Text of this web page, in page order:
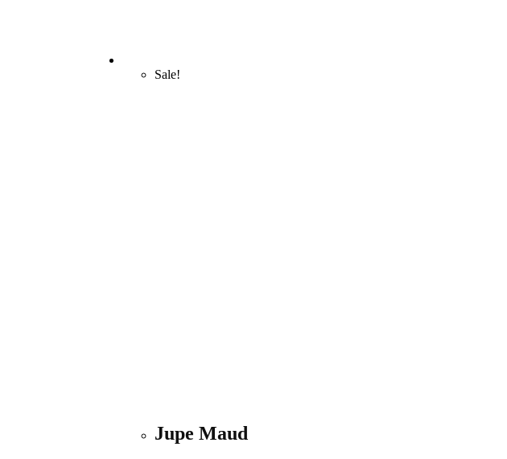
Sale!
Jupe Maud